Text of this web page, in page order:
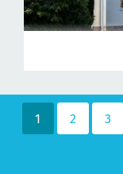
1 2 3